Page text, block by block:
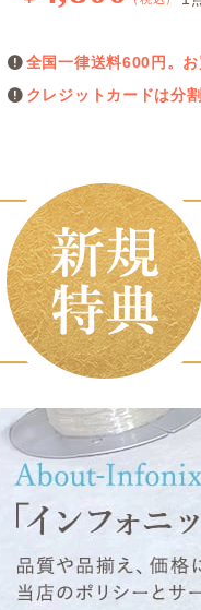
全国一律送料600円。
クレジットカードは分